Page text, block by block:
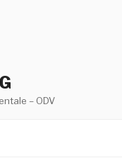
– ODV